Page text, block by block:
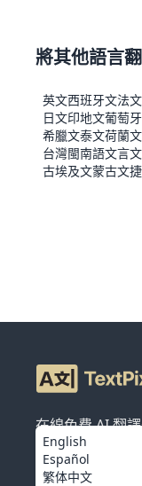
將其他語言
英文西班牙文法文
日文印地文葡萄
希臘文泰文荷蘭文
台灣閩南語文言文
古埃及文蒙古文
在線免費 AI 翻
English
Español
繁体中文